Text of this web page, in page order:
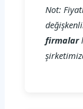
Not:
firmalar